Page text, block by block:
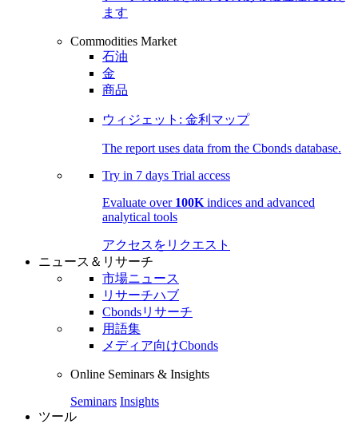
ます
Commodities Market
石油
金
商品
ウィジェット: 金利マップ
The report uses data from the Cbonds database.
Try in 7 days Trial access
Evaluate over 100K indices and advanced
analytical tools
アクセスをリクエスト
ニュース＆リサーチ
市場ニュース
リサーチハブ
Cbondsリサーチ
用語集
メディア向けCbonds
Online Seminars & Insights
Seminars Insights
ツール